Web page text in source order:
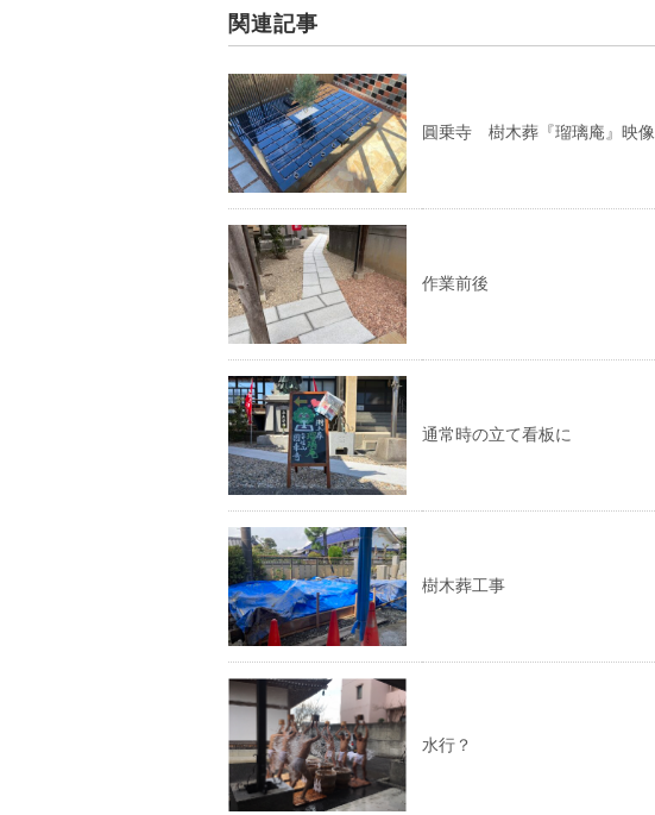
関連記事
圓乗寺 樹木葬『瑠璃庵』映像
作業前後
通常時の立て看板に
樹木葬工事
水行？